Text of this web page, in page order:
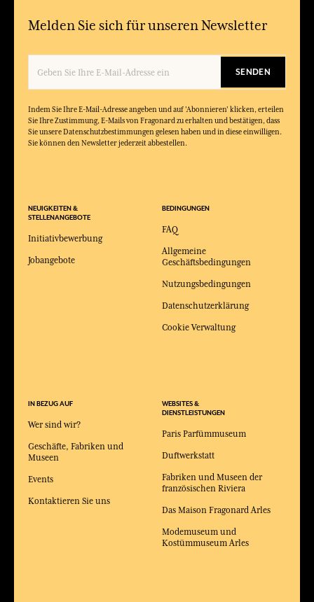
Melden Sie sich für unseren Newsletter
SENDEN
Indem Sie Ihre E-Mail-Adresse angeben und auf 'Abonnieren' klicken, erteilen
Sie Ihre Zustimmung, E-Mails von Fragonard zu erhalten und bestätigen, dass
Sie unsere Datenschutzbestimmungen gelesen haben und in diese einwilligen.
Sie können den Newsletter jederzeit abbestellen.
BEDINGUNGEN
FAQ
Allgemeine
Geschäftsbedingungen
Nutzungsbedingungen
Datenschutzerklärung
Cookie Verwaltung
WEBSITES &
DIENSTLEISTUNGEN
Paris Parfümmuseum
Duftwerkstatt
Fabriken und Museen der
französischen Riviera
Das Maison Fragonard Arles
Modemuseum und
Kostümmuseum Arles
IN BEZUG AUF
Wer sind wir?
Geschäfte, Fabriken und
Museen
Events
Kontaktieren Sie uns
NEUIGKEITEN &
STELLENANGEBOTE
Initiativbewerbung
Jobangebote